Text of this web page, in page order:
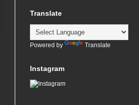
Translate
Powered by Translate
Instagram